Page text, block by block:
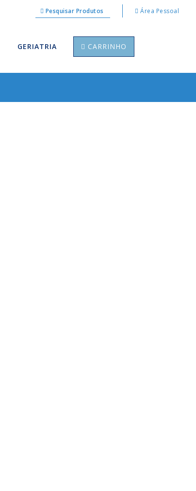
Pesquisar Produtos Área Pessoal
GERIATRIA CARRINHO